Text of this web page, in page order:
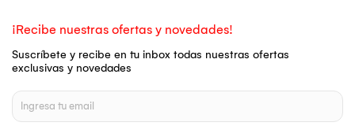
¡Recibe nuestras ofertas y novedades!
Suscríbete y recibe en tu inbox todas nuestras ofertas
exclusivas y novedades